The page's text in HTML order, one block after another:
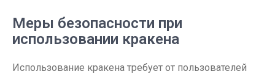
Меры безопасности при
использовании кракена
Использование кракена требует от пользователей